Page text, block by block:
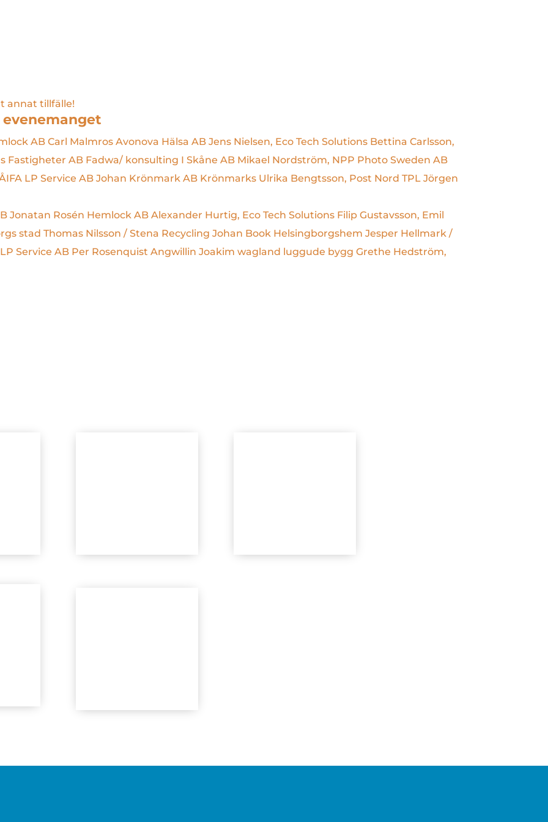
annat tillfälle!
ABCarl Malmros Avonova Hälsa ABJens Nielsen, Eco Tech Solutions Bettina Carlsson,
Fastigheter AB Fadwa/ konsulting I Skåne AB Mikael Nordström, NPP Photo Sweden AB
LP Service ABJohan Krönmark AB Krönmarks Ulrika Bengtsson, Post Nord TPLJörgen
Jonatan Rosén Hemlock ABAlexander Hurtig, Eco Tech Solutions Filip Gustavsson, Emil
stadThomas Nilsson / Stena RecyclingJohan Book HelsingborgshemJesper Hellmark /
Service AB Per Rosenquist AngwillinJoakim wagland luggude byggGrethe Hedström,